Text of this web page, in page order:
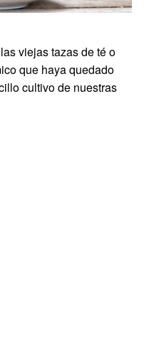
viejas tazas de té o
que haya quedado
cultivo de nuestras